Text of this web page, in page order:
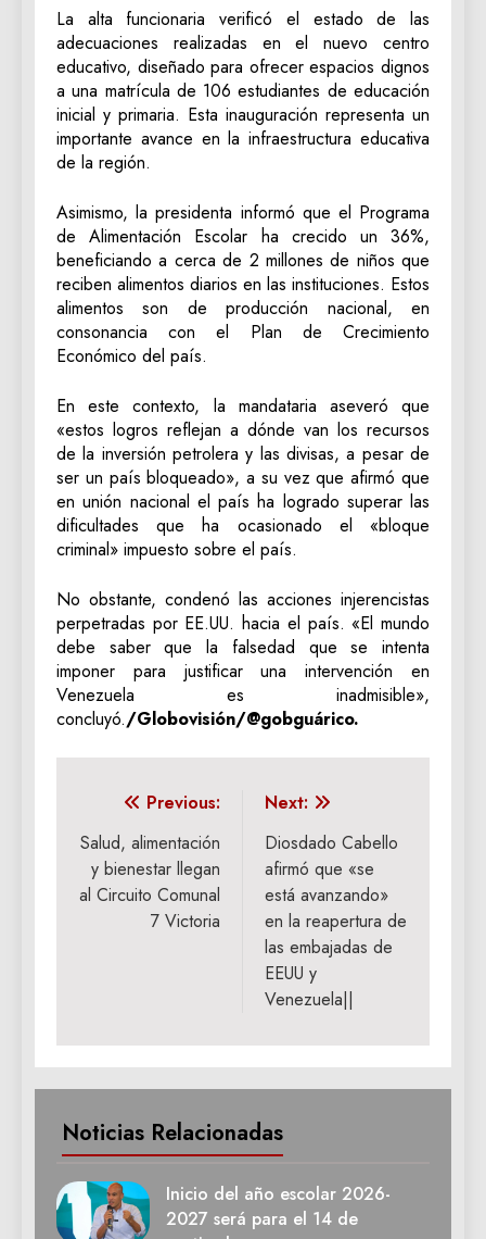
La alta funcionaria verificó el estado de las
adecuaciones realizadas en el nuevo centro
educativo, diseñado para ofrecer espacios dignos
a una matrícula de 106 estudiantes de educación
inicial y primaria. Esta inauguración representa un
importante avance en la infraestructura educativa
de la región.
Asimismo, la presidenta informó que el Programa
de Alimentación Escolar ha crecido un 36%,
beneficiando a cerca de 2 millones de niños que
reciben alimentos diarios en las instituciones. Estos
alimentos son de producción nacional, en
consonancia con el Plan de Crecimiento
Económico del país.
En este contexto, la mandataria aseveró que
«estos logros reflejan a dónde van los recursos
de la inversión petrolera y las divisas, a pesar de
ser un país bloqueado», a su vez que afirmó que
en unión nacional el país ha logrado superar las
dificultades que ha ocasionado el «bloque
criminal» impuesto sobre el país.
No obstante, condenó las acciones injerencistas
perpetradas por EE.UU. hacia el país. «El mundo
debe saber que la falsedad que se intenta
imponer para justificar una intervención en
Venezuela es inadmisible»,
concluyó./Globovisión/@gobguárico.
Navegación
de
entradas
Previous:
Salud, alimentación
y bienestar llegan
al Circuito Comunal
7 Victoria
Next:
Diosdado Cabello
afirmó que «se
está avanzando»
en la reapertura de
las embajadas de
EEUU y
Venezuela||
Noticias Relacionadas
Inicio del año escolar 2026-
2027 será para el 14 de